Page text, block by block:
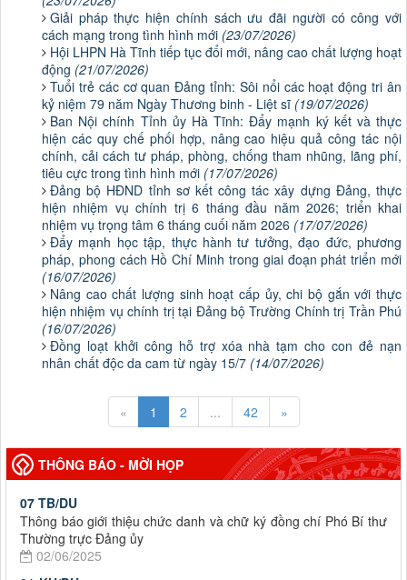
Giải pháp thực hiện chính sách ưu đãi người có công với
cách mạng trong tình hình mới (23/07/2026)
Hội LHPN Hà Tĩnh tiếp tục đổi mới, nâng cao chất lượng hoạt
động (21/07/2026)
Tuổi trẻ các cơ quan Đảng tỉnh: Sôi nổi các hoạt động tri ân
kỷ niệm 79 năm Ngày Thương binh - Liệt sĩ (19/07/2026)
Ban Nội chính Tỉnh ủy Hà Tĩnh: Đẩy mạnh ký kết và thực
hiện các quy chế phối hợp, nâng cao hiệu quả công tác nội
chính, cải cách tư pháp, phòng, chống tham nhũng, lãng phí,
tiêu cực trong tình hình mới (17/07/2026)
Đảng bộ HĐND tỉnh sơ kết công tác xây dựng Đảng, thực
hiện nhiệm vụ chính trị 6 tháng đầu năm 2026; triển khai
nhiệm vụ trọng tâm 6 tháng cuối năm 2026 (17/07/2026)
Đẩy mạnh học tập, thực hành tư tưởng, đạo đức, phương
pháp, phong cách Hồ Chí Minh trong giai đoạn phát triển mới
(16/07/2026)
Nâng cao chất lượng sinh hoạt cấp ủy, chi bộ gắn với thực
hiện nhiệm vụ chính trị tại Đảng bộ Trường Chính trị Trần Phú
(16/07/2026)
Đồng loạt khởi công hỗ trợ xóa nhà tạm cho con đẻ nạn
nhân chất độc da cam từ ngày 15/7 (14/07/2026)
« 1 2 ... 42 »
THÔNG BÁO - MỜI HỌP
07 TB/DU
Thông báo giới thiệu chức danh và chữ ký đồng chí Phó Bí thư
Thường trực Đảng ủy
02/06/2025